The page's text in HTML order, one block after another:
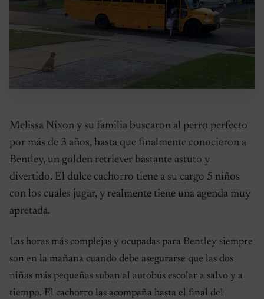
Melissa Nixon y su familia buscaron al perro perfecto
por más de 3 años, hasta que finalmente conocieron a
Bentley, un golden retriever bastante astuto y
divertido. El dulce cachorro tiene a su cargo 5 niños
con los cuales jugar, y realmente tiene una agenda muy
apretada.
Las horas más complejas y ocupadas para Bentley siempre
son en la mañana cuando debe asegurarse que las dos
niñas más pequeñas suban al autobús escolar a salvo y a
tiempo. El cachorro las acompaña hasta el final del